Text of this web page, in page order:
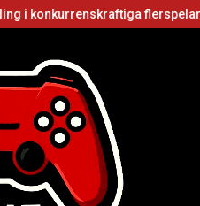
flerspelarvideospel